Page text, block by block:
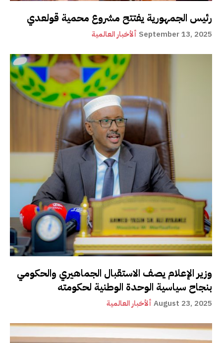
رئيس الجمهورية يفتتح مشروع محمية قولعدي
ألأخبار العالمية September 13, 2025
وزير الإعلام يصف الاستقبال الجماهيري والحكومي
بنجاح سياسية الوحدة الوطنية لحكومته
ألأخبار العالمية August 23, 2025